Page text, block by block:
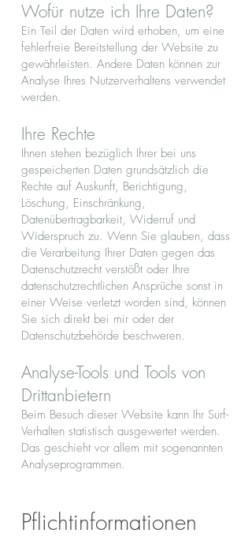
Wofür nutze ich Ihre Daten?
Ein Teil der Daten wird erhoben, um eine
fehlerfreie Bereitstellung der Website zu
gewährleisten. Andere Daten können zur
Analyse Ihres Nutzerverhaltens verwendet
werden.
Ihre Rechte
Ihnen stehen bezüglich Ihrer bei uns
gespeicherten Daten grundsätzlich die
Rechte auf Auskunft, Berichtigung,
Löschung, Einschränkung,
Datenübertragbarkeit, Widerruf und
Widerspruch zu. Wenn Sie glauben, dass
die Verarbeitung Ihrer Daten gegen das
Datenschutzrecht verstößt oder Ihre
datenschutzrechtlichen Ansprüche sonst in
einer Weise verletzt worden sind, können
Sie sich direkt bei mir oder der
Datenschutzbehörde beschweren.
Analyse-Tools und Tools von
Dritt­anbietern
Beim Besuch dieser Website kann Ihr Surf-
Verhalten statistisch ausgewertet werden.
Das geschieht vor allem mit sogenannten
Analyseprogrammen.
Pflicht­informationen